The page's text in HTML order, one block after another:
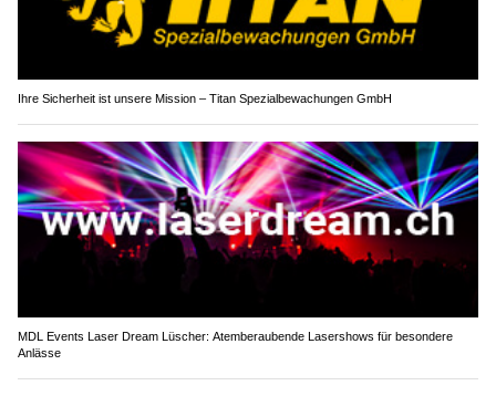
Ihre Sicherheit ist unsere Mission – Titan Spezialbewachungen GmbH
MDL Events Laser Dream Lüscher: Atemberaubende Lasershows für besondere
Anlässe